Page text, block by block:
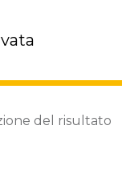
del risultato